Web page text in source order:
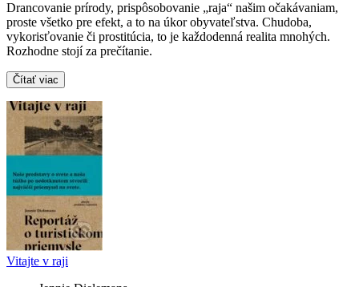
Drancovanie prírody, prispôsobovanie „raja“ našim očakávaniam,
proste všetko pre efekt, a to na úkor obyvateľstva. Chudoba,
vykorisťovanie či prostitúcia, to je každodenná realita mnohých.
Rozhodne stojí za prečítanie.
Čítať viac
Vitajte v raji